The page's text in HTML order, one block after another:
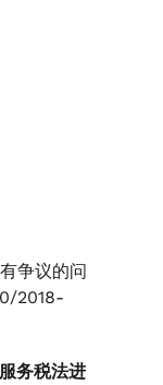
争议的问
2018-
务税法进